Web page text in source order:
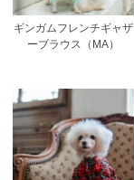
ギンガムフレンチギャザ
ーブラウス（MA）